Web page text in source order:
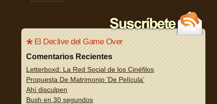
El Declive del Game Over
Comentarios Recientes
Letterboxd: La Red Social de los Cinéfilos
Propuesta De Matrimonio ‘De Película’
Ahí disculpen
Bush en 30 segundos